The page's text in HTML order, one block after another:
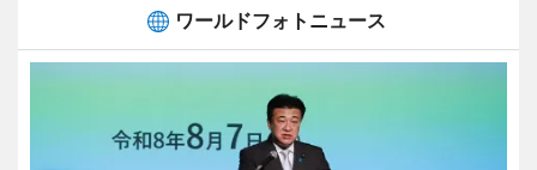
ワールドフォトニュース